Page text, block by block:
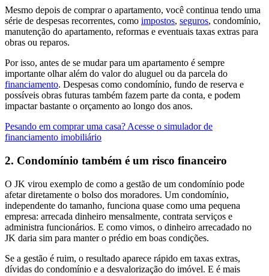
Mesmo depois de comprar o apartamento, você continua tendo uma
série de despesas recorrentes, como impostos, seguros, condomínio,
manutenção do apartamento, reformas e eventuais taxas extras para
obras ou reparos.
Por isso, antes de se mudar para um apartamento é sempre
importante olhar além do valor do aluguel ou da parcela do
financiamento. Despesas como condomínio, fundo de reserva e
possíveis obras futuras também fazem parte da conta, e podem
impactar bastante o orçamento ao longo dos anos.
Pesando em comprar uma casa? Acesse o simulador de
financiamento imobiliário
2. Condomínio também é um risco financeiro
O JK virou exemplo de como a gestão de um condomínio pode
afetar diretamente o bolso dos moradores. Um condomínio,
independente do tamanho, funciona quase como uma pequena
empresa: arrecada dinheiro mensalmente, contrata serviços e
administra funcionários. E como vimos, o dinheiro arrecadado no
JK daria sim para manter o prédio em boas condições.
Se a gestão é ruim, o resultado aparece rápido em taxas extras,
dívidas do condomínio e a desvalorização do imóvel. E é mais